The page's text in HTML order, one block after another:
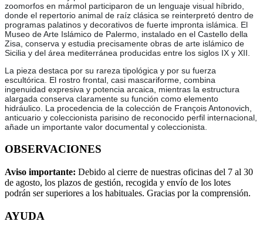
zoomorfos en mármol participaron de un lenguaje visual híbrido,
donde el repertorio animal de raíz clásica se reinterpretó dentro de
programas palatinos y decorativos de fuerte impronta islámica. El
Museo de Arte Islámico de Palermo, instalado en el Castello della
Zisa, conserva y estudia precisamente obras de arte islámico de
Sicilia y del área mediterránea producidas entre los siglos IX y XII.
La pieza destaca por su rareza tipológica y por su fuerza
escultórica. El rostro frontal, casi mascariforme, combina
ingenuidad expresiva y potencia arcaica, mientras la estructura
alargada conserva claramente su función como elemento
hidráulico. La procedencia de la colección de François Antonovich,
anticuario y coleccionista parisino de reconocido perfil internacional,
añade un importante valor documental y coleccionista.
OBSERVACIONES
Aviso importante: Debido al cierre de nuestras oficinas del 7 al 30
de agosto, los plazos de gestión, recogida y envío de los lotes
podrán ser superiores a los habituales. Gracias por la comprensión.
AYUDA